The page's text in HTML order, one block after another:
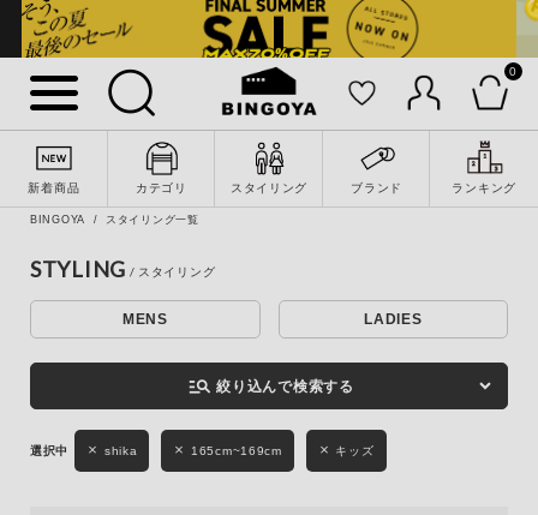
0
新着商品 カテゴリ スタイリング ブランド ランキング
詳細検索
BINGOYA スタイリング一覧
STYLING
MENS LADIES
manage_search 絞り込んで検索する
shika 165cm~169cm キッズ